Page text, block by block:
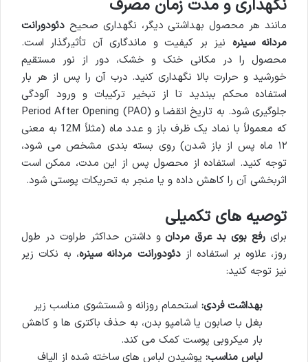
نگهداری و مدت زمان مصرف
مانند هر محصول بهداشتی دیگر، نگهداری صحیح دئودورانت
مردانه سینره نیز بر کیفیت و ماندگاری آن تأثیرگذار است.
محصول را در مکانی خنک و خشک، دور از نور مستقیم
خورشید و حرارت بالا نگهداری کنید. درب آن را پس از هر بار
استفاده محکم ببندید تا از تبخیر ترکیبات و ورود آلودگی
جلوگیری شود. به تاریخ انقضا و Period After Opening (PAO)
که معمولاً با نماد یک ظرف باز و عدد ماه (مثلاً 12M به معنی
۱۲ ماه پس از باز شدن) روی بسته بندی مشخص می شود،
توجه کنید. استفاده از محصول پس از این مدت، ممکن است
اثربخشی آن را کاهش داده و یا منجر به تحریکات پوستی شود.
توصیه های تکمیلی
برای رفع بوی بد عرق مردانو داشتن حداکثر طراوت در طول
روز، علاوه بر استفاده ازدئودورانت مردانه سینره، به نکات زیر
نیز توجه کنید:
بهداشت فردی: استحمام روزانه و شستشوی مناسب زیر
بغل با صابون یا شامپو بدن، به حذف باکتری ها و کاهش
بار میکروبی پوست کمک می کند.
لباس مناسب: پوشیدن لباس های ساخته شده از الیاف